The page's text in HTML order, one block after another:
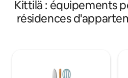
sauna. Les services sont juste à
vous, de la nourriture aux
passant par les pistes de ski et le
Kittilä : équipements
résidences